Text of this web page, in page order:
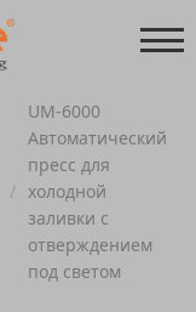
/
UM-6000
Автоматический
пресс для
холодной
заливки с
отверждением
под светом